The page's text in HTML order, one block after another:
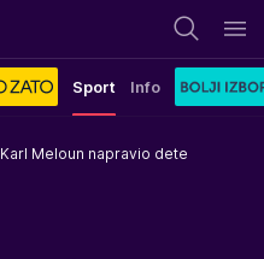
Sport Info
Karl Meloun napravio dete